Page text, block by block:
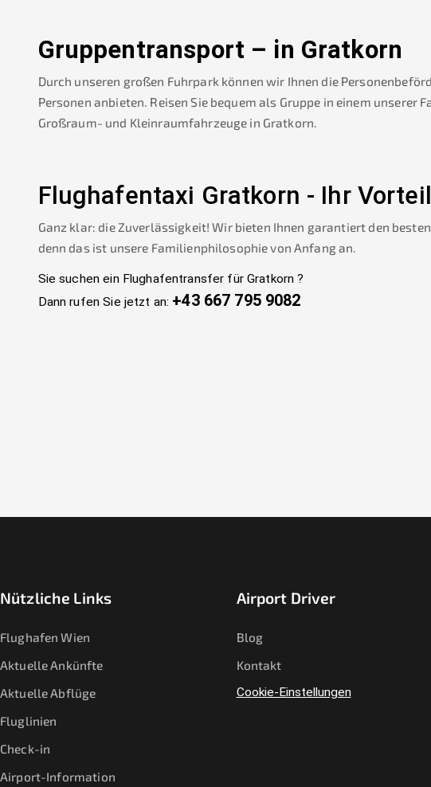
Gruppentransport – in Gratkorn
Durch unseren großen Fuhrpark können wir Ihnen die
Personen anbieten. Reisen Sie bequem als Gruppe in einem unserer
Großraum- und Kleinraumfahrzeuge in Gratkorn.
Flughafentaxi Gratkorn - Ihr
Ganz klar: die Zuverlässigkeit! Wir bieten Ihnen garantiert den
denn das ist unsere Familienphilosophie von Anfang an.
Sie suchen ein Flughafentransfer für Gratkorn ?
Dann rufen Sie jetzt an: +43 667 795 9082
Nützliche Links
Flughafen Wien
Aktuelle Ankünfte
Aktuelle Abflüge
Fluglinien
Check-in
Airport-Information
Airport Driver
Blog
Kontakt
Cookie-Einstellungen